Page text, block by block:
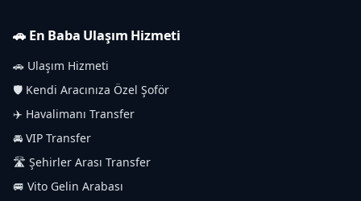
🚗 En Baba Ulaşım Hizmeti
🚗 Ulaşım Hizmeti
🛡️ Kendi Aracınıza Özel Şoför
✈️ Havalimanı Transfer
🚘 VIP Transfer
🛣️ Şehirler Arası Transfer
🚐 Vito Gelin Arabası